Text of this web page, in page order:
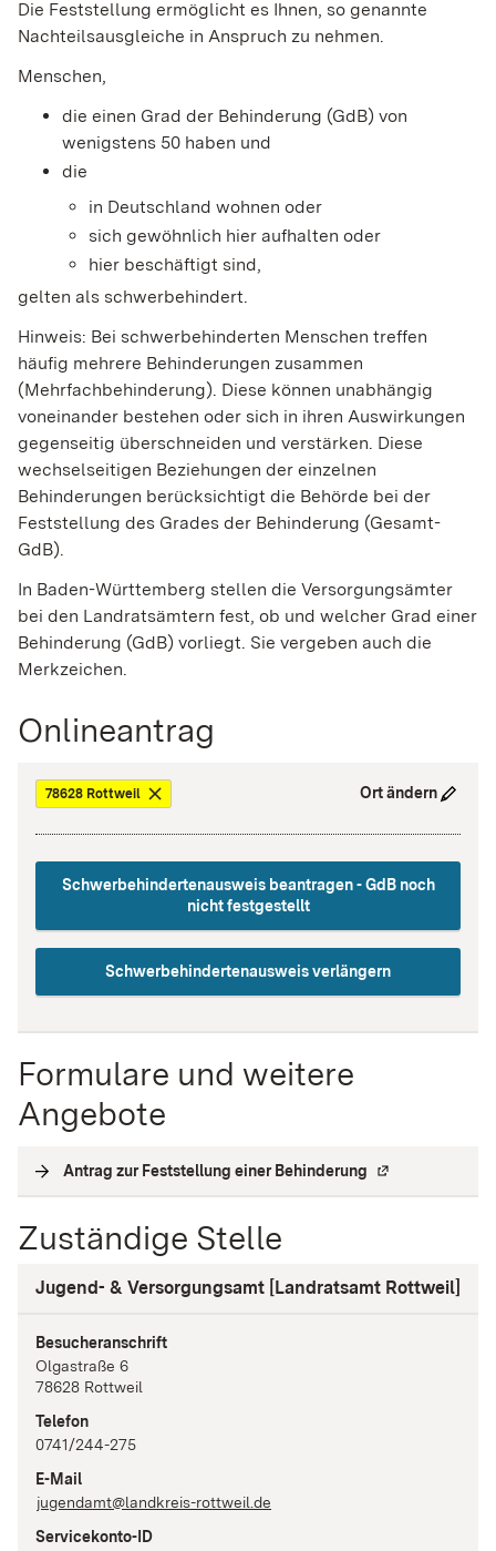
Die Feststellung ermöglicht es Ihnen, so genannte
Nachteilsausgleiche in Anspruch zu nehmen.
Menschen,
die einen Grad der Behinderung (GdB) von
wenigstens 50 haben und
die
in Deutschland wohnen oder
sich gewöhnlich hier aufhalten oder
hier beschäftigt sind,
gelten als schwerbehindert.
Hinweis: Bei schwerbehinderten Menschen treffen
häufig mehrere Behinderungen zusammen
(Mehrfachbehinderung). Diese können unabhängig
voneinander bestehen oder sich in ihren Auswirkungen
gegenseitig überschneiden und verstärken. Diese
wechselseitigen Beziehungen der einzelnen
Behinderungen berücksichtigt die Behörde bei der
Feststellung des Grades der Behinderung (Gesamt-
GdB).
In Baden-Württemberg stellen die Versorgungsämter
bei den Landratsämtern fest, ob und welcher Grad einer
Behinderung (GdB) vorliegt. Sie vergeben auch die
Merkzeichen.
Onlineantrag
78628 Rottweil Ort ändern
Schwerbehindertenausweis beantragen - GdB noch
nicht festgestellt
Schwerbehindertenausweis verlängern
Formulare und weitere
Angebote
Antrag zur Feststellung einer Behinderung Externe
Zuständige Stelle
Jugend- & Versorgungsamt [Landratsamt Rottweil]
Besucheranschrift
Olgastraße 6
78628 Rottweil
Telefon
0741/244-275
E-Mail
jugendamt@landkreis-rottweil.de
Servicekonto-ID